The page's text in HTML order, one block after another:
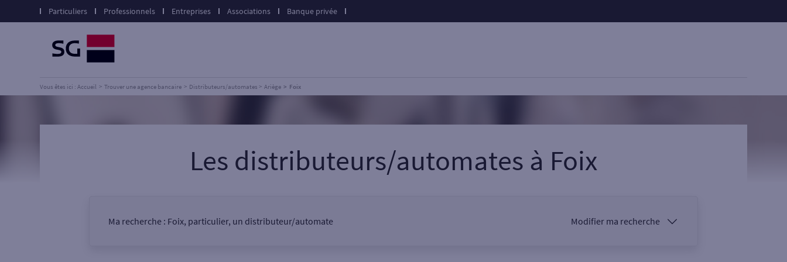
Particuliers Professionnels Entreprises Associations Banque privée
Vous êtes ici : Accueil Trouver une agence bancaire Distributeurs/automates Ariège Foix
Les distributeurs/automates à Foix
Ma recherche : Foix, particulier, un distributeur/automate Modifier ma recherche